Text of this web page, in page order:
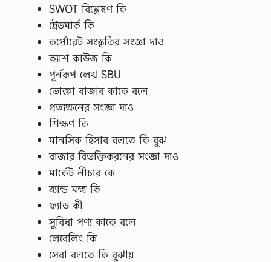
SWOT বিশ্লেষণ কি
ট্রেডমার্ক কি
কর্পোরেট সংস্কৃতির সংজ্ঞা দাও
ক্যাশ কাউজ কি
পূর্নরূপ লেখ SBU
ভোক্তা বাজার কাকে বলে
প্রত্যক্ষনের সংজ্ঞা দাও
শিক্ষণ কি
মানসিক হিসাব বলতে কি বুঝ
বাজার বিভক্তিকরনের সংজ্ঞা দাও
মার্কেট নীচার কে
ব্র্যান্ড মন্ত্র কি
ফ্যাড কী
সুবিধা পণ্য কাকে বলে
লেবেলিং কি
সেবা বলতে কি বুঝায়